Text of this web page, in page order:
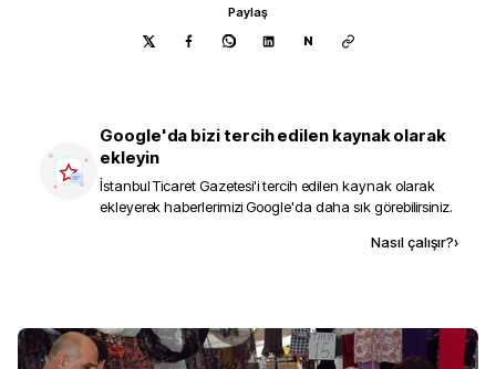
Paylaş
N
Google'da bizi tercih edilen kaynak olarak
ekleyin
İstanbul Ticaret Gazetesi'i tercih edilen kaynak olarak
ekleyerek haberlerimizi Google'da daha sık görebilirsiniz.
Nasıl çalışır?›